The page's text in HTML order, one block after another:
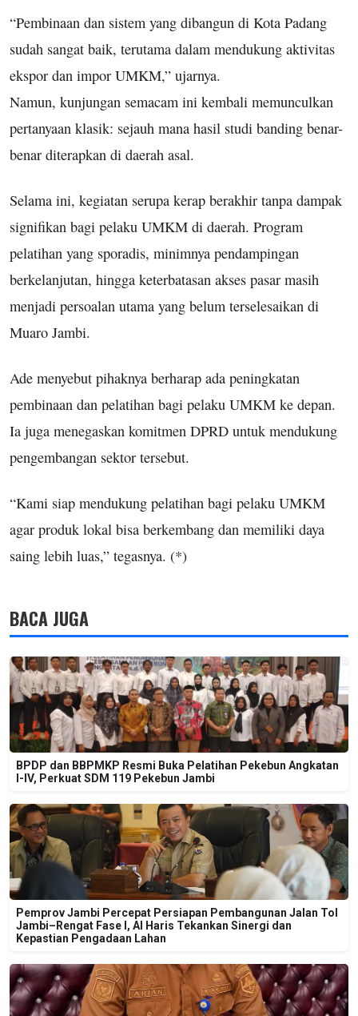
“Pembinaan dan sistem yang dibangun di Kota Padang
sudah sangat baik, terutama dalam mendukung aktivitas
ekspor dan impor UMKM,” ujarnya.
Namun, kunjungan semacam ini kembali memunculkan
pertanyaan klasik: sejauh mana hasil studi banding benar-
benar diterapkan di daerah asal.
Selama ini, kegiatan serupa kerap berakhir tanpa dampak
signifikan bagi pelaku UMKM di daerah. Program
pelatihan yang sporadis, minimnya pendampingan
berkelanjutan, hingga keterbatasan akses pasar masih
menjadi persoalan utama yang belum terselesaikan di
Muaro Jambi.
Ade menyebut pihaknya berharap ada peningkatan
pembinaan dan pelatihan bagi pelaku UMKM ke depan.
Ia juga menegaskan komitmen DPRD untuk mendukung
pengembangan sektor tersebut.
“Kami siap mendukung pelatihan bagi pelaku UMKM
agar produk lokal bisa berkembang dan memiliki daya
saing lebih luas,” tegasnya. (*)
BACA JUGA
BPDP dan BBPMKP Resmi Buka Pelatihan Pekebun Angkatan
I-IV, Perkuat SDM 119 Pekebun Jambi
Pemprov Jambi Percepat Persiapan Pembangunan Jalan Tol
Jambi–Rengat Fase I, Al Haris Tekankan Sinergi dan
Kepastian Pengadaan Lahan